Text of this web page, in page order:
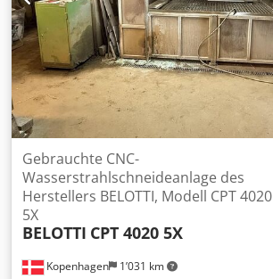
Kopenhagen 1’031 km
Gebrauchte CNC-
Wasserstrahlschneideanlage des
Herstellers BELOTTI, Modell CPT 4020
5X
BELOTTI CPT 4020 5X